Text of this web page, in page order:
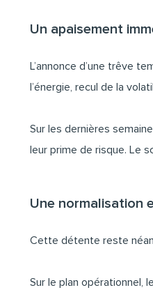
Un apaisement
L’annonce d’une trêve
l’énergie, recul de la
Sur les dernières
leur prime de risque. Le
Une normalisation
Cette détente reste
Sur le plan opérationnel,